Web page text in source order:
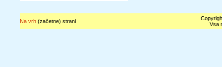
Na vrh(začetne) strani
Vsa